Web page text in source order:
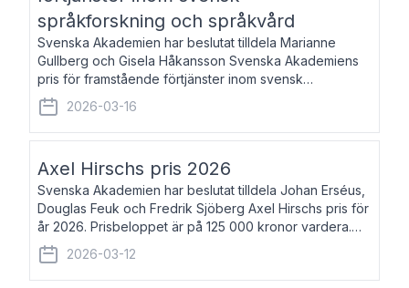
språkforskning och språkvård
Svenska Akademien har beslutat tilldela Marianne
Gullberg och Gisela Håkansson Svenska Akademiens
pris för framstående förtjänster inom svensk
språkforskning och språkvård till minne av Carl Gabriel
och Karin Forsberg för år 2026. Prissumma
2026-03-16
Axel Hirschs pris 2026
Svenska Akademien har beslutat tilldela Johan Erséus,
Douglas Feuk och Fredrik Sjöberg Axel Hirschs pris för
år 2026. Prisbeloppet är på 125 000 kronor vardera.
Johan Erséus, född 1959, är fackboksförfattare och
journalist med mångårigt för
2026-03-12